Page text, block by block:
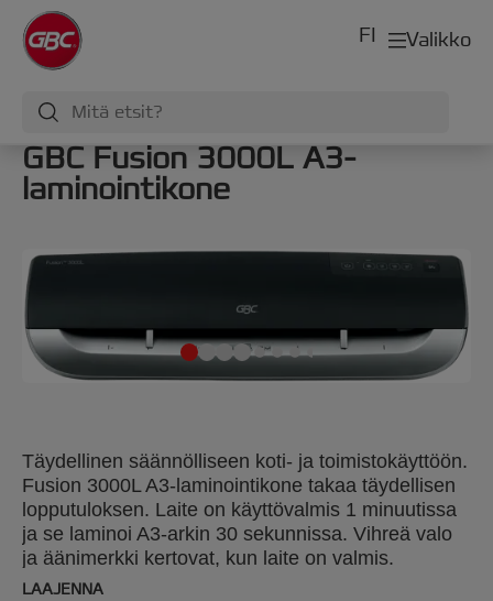
Valikko
FI
GBC Fusion 3000L A3-
laminointikone
Täydellinen säännölliseen koti- ja toimistokäyttöön.
Fusion 3000L A3-laminointikone takaa täydellisen
lopputuloksen. Laite on käyttövalmis 1 minuutissa
ja se laminoi A3-arkin 30 sekunnissa. Vihreä valo
ja äänimerkki kertovat, kun laite on valmis.
Säädettävä taskun syöttökaukalo ja ulostuloalusta
LAAJENNA